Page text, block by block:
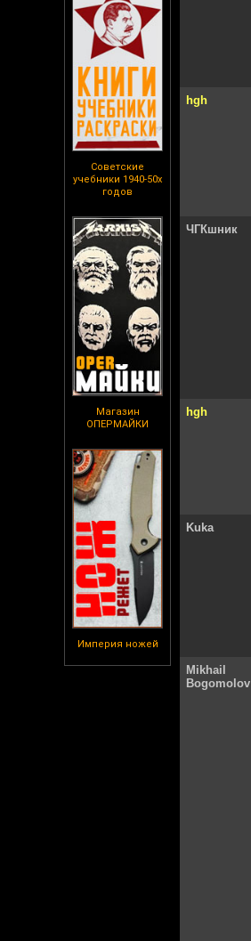
Советские
учебники 1940-50х
годов
Магазин
ОПЕРМАЙКИ
Империя ножей
hgh
ЧГКшник
hgh
Kuka
Mikhail
Bogomolov